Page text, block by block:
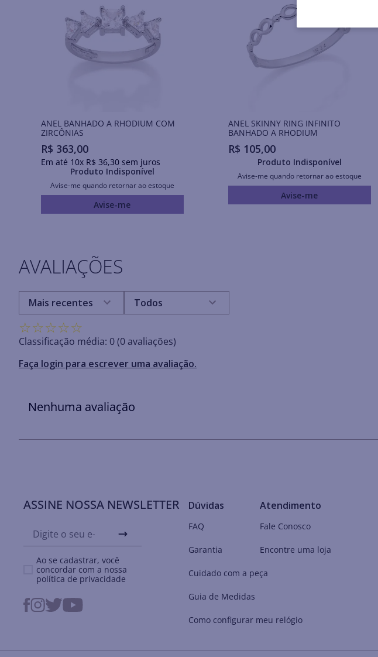
ANEL BANHADO A RHODIUM COM
ZIRCÔNIAS
R$ 363,00
Em até 10x R$ 36,30sem juros
Produto Indisponível
Avise-me quando retornar ao estoque
Avise-me
ANEL SKINNY RING INFINITO
BANHADO A RHODIUM
R$ 105,00
Produto Indisponível
Avise-me quando retornar ao estoque
Avise-me
AVALIAÇÕES
☆☆☆☆☆
Classificação média: 0(0 avaliações)
Faça login para escrever uma avaliação.
Mais recentes Todos
Nenhuma avaliação
ASSINE NOSSA NEWSLETTER
Ao se cadastrar, você
concordar com a nossa
política de privacidade
Dúvidas
FAQ
Garantia
Cuidado com a peça
Guia de Medidas
Como configurar meu relógio
Atendimento
Fale Conosco
Encontre uma loja